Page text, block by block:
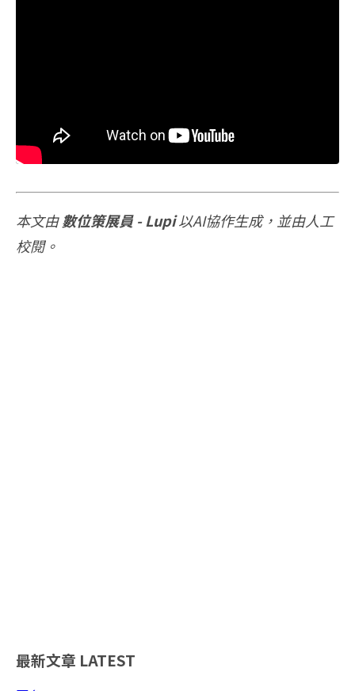
本文由數位策展員 - Lupi以AI協作生成，並由人工
校閱。
最新文章 LATEST